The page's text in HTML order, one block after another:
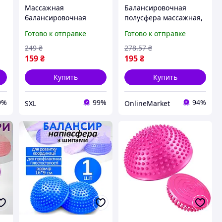
Массажная
балансировочная
стоп с шипами
салатовая 15 см PVC
для массажа
профилактики плоско
Готово к отправке
159 ₴
249 ₴
Купить
SXL 99%
Балансировочная
полусфера массажная,
Пурпурная / Полусфера
для стоп / Полусфера с
шипами / Массажер
для стоп
Готово к отправке
195₴
278.57 ₴
Купить
OnlineMarket 94%